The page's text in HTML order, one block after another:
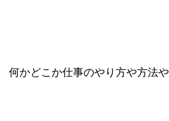
何かどこか仕事のやり方や方法や